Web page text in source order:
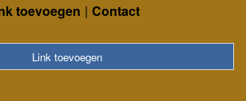
toevoegen Contact
Link toevoegen